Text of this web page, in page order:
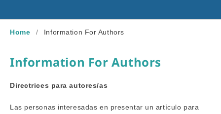
Home / Information For Authors
Information For Authors
Directrices para autores/as
Las personas interesadas en presentar un artículo para